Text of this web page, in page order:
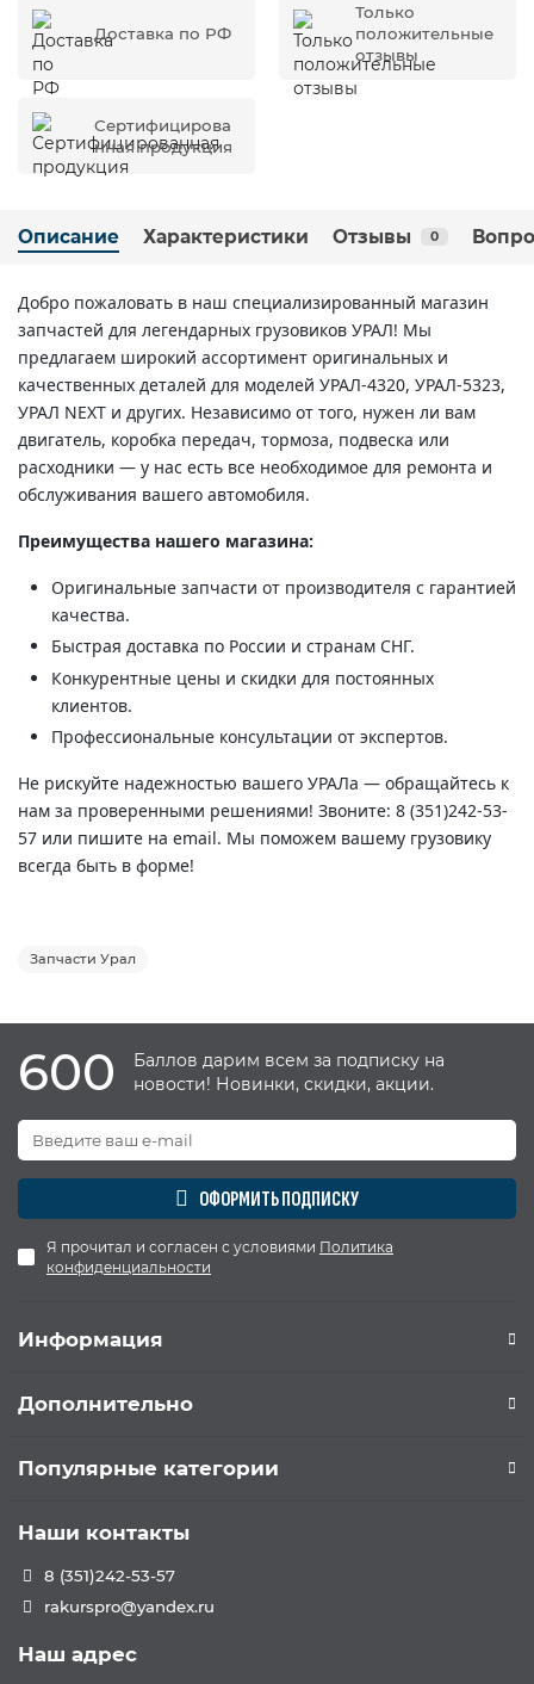
Доставка по РФ
Только
положительные
отзывы
Сертифицирова
нная продукция
Описание Характеристики Отзывы 0
Добро пожаловать в наш специализированный магазин
запчастей для легендарных грузовиков УРАЛ! Мы
предлагаем широкий ассортимент оригинальных и
качественных деталей для моделей УРАЛ-4320, УРАЛ-5323,
УРАЛ NEXT и других. Независимо от того, нужен ли вам
двигатель, коробка передач, тормоза, подвеска или
расходники — у нас есть все необходимое для ремонта и
обслуживания вашего автомобиля.
Преимущества нашего магазина:
Оригинальные запчасти от производителя с гарантией
качества.
Быстрая доставка по России и странам СНГ.
Конкурентные цены и скидки для постоянных
клиентов.
Профессиональные консультации от экспертов.
Не рискуйте надежностью вашего УРАЛа — обращайтесь к
нам за проверенными решениями! Звоните: 8 (351)242-53-
57 или пишите на email. Мы поможем вашему грузовику
всегда быть в форме!
Запчасти Урал
600
Баллов дарим всем за подписку на
новости! Новинки, скидки, акции.
ОФОРМИТЬ ПОДПИСКУ
Я прочитал и согласен с условиями Политика
конфиденциальности
Информация
Дополнительно
Популярные категории
Наши контакты
8 (351)242-53-57
rakurspro@yandex.ru
Наш адрес